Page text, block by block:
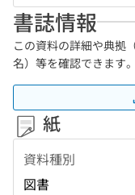
書誌情報
この資料の詳細や典拠
名）等を確認できます。
紙
資料種別
図書